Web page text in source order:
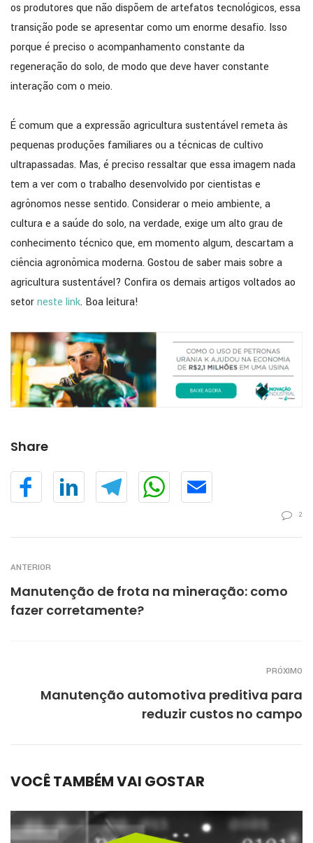
os produtores que não dispõem de artefatos tecnológicos, essa
transição pode se apresentar como um enorme desafio. Isso
porque é preciso o acompanhamento constante da
regeneração do solo, de modo que deve haver constante
interação com o meio.
É comum que a expressão agricultura sustentável remeta às
pequenas produções familiares ou a técnicas de cultivo
ultrapassadas. Mas, é preciso ressaltar que essa imagem nada
tem a ver com o trabalho desenvolvido por cientistas e
agrônomos nesse sentido. Considerar o meio ambiente, a
cultura e a saúde do solo, na verdade, exige um alto grau de
conhecimento técnico que, em momento algum, descartam a
ciência agronômica moderna. Gostou de saber mais sobre a
agricultura sustentável? Confira os demais artigos voltados ao
setorneste link. Boa leitura!
Share
2
ANTERIOR
Manutenção de frota na mineração: como
fazer corretamente?
PRÓXIMO
Manutenção automotiva preditiva para
reduzir custos no campo
VOCÊ TAMBÉM VAI GOSTAR